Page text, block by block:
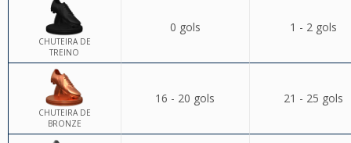
CHUTEIRA DE
TREINO
0 gols 1 - 2 gols
CHUTEIRA DE
BRONZE
16 - 20 gols 21 - 25 gols